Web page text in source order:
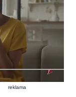
reklama